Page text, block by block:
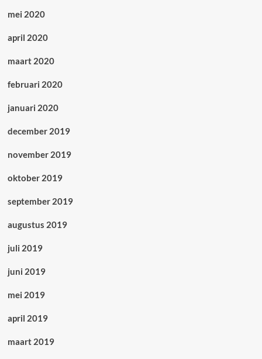
mei 2020
april 2020
maart 2020
februari 2020
januari 2020
december 2019
november 2019
oktober 2019
september 2019
augustus 2019
juli 2019
juni 2019
mei 2019
april 2019
maart 2019